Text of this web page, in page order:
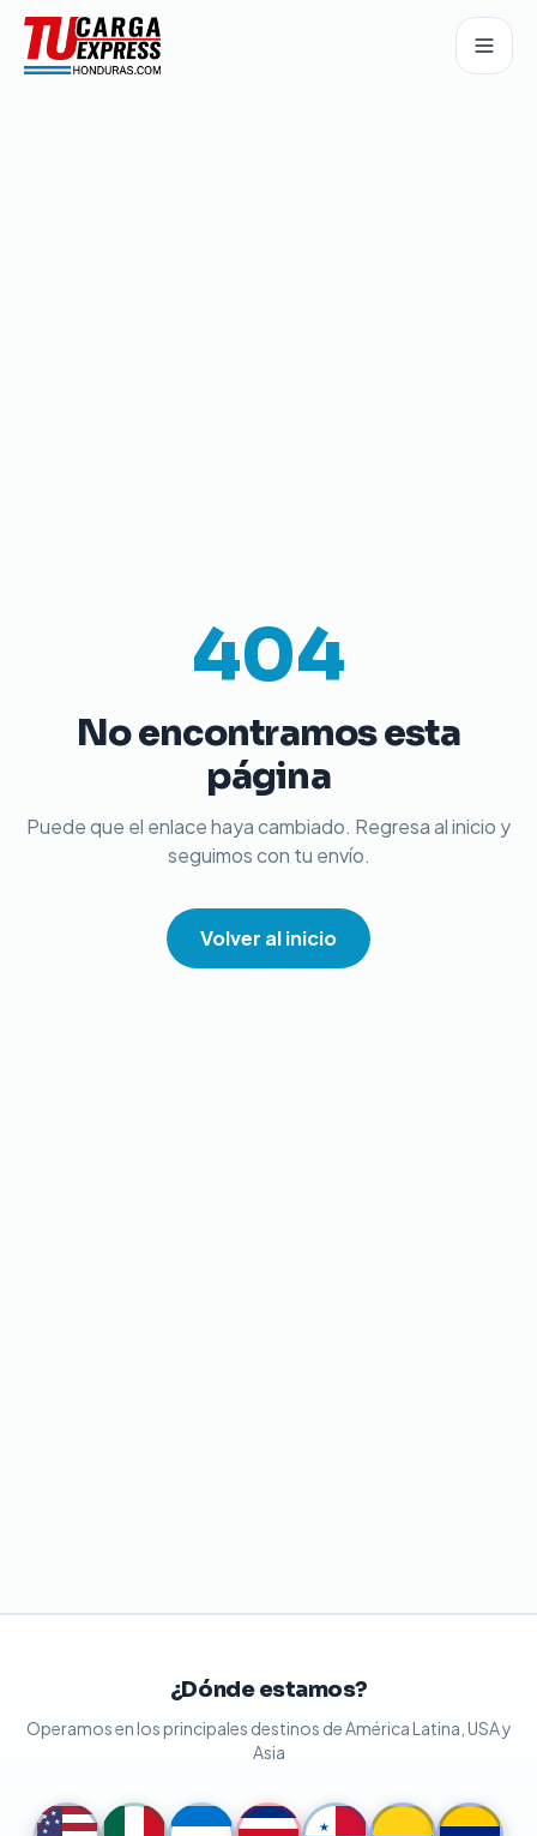
404
No encontramos esta
página
Puede que el enlace haya cambiado. Regresa al inicio y
seguimos con tu envío.
Volver al inicio
¿Dónde estamos?
Operamos en los principales destinos de América Latina, USA y
Asia
★ ★
★ ★
★
★